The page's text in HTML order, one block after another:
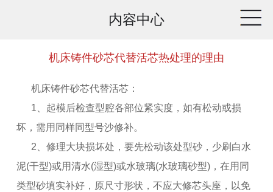
内容中心
机床铸件砂芯代替活芯热处理的理由
机床铸件砂芯代替活芯：
1、起模后检查型腔各部位紧实度，如有松动或损
坏，需用同样同型号沙修补。
2、修理大块损坏处，要先松动该处型砂，少刷白水
泥(干型)或用清水(湿型)或水玻璃(水玻璃砂型)，在用同
类型砂填实补好，原尺寸形状，不应大修芯头座，以免